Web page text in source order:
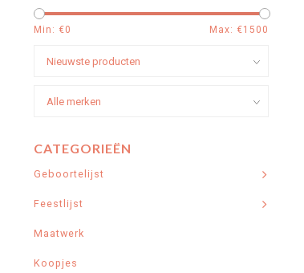
Min: €0 Max: €1500
CATEGORIEËN
Geboortelijst
Feestlijst
Maatwerk
Koopjes